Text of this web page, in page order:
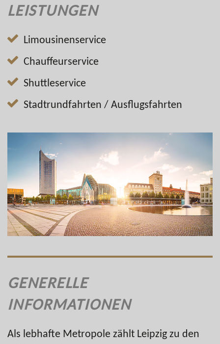
LEISTUNGEN
Limousinenservice
Chauffeurservice
Shuttleservice
Stadtrundfahrten / Ausflugsfahrten
GENERELLE
INFORMATIONEN
Als lebhafte Metropole zählt Leipzig zu den